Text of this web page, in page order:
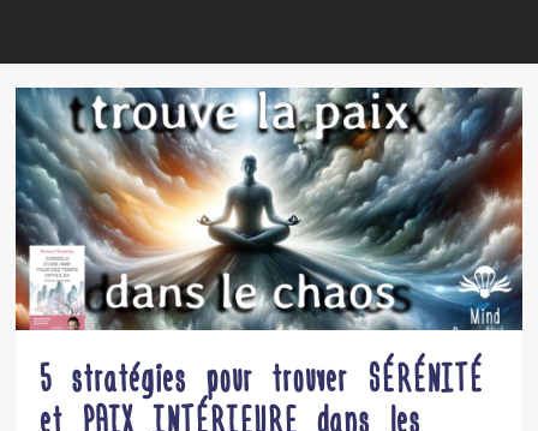
5 stratégies pour trouver SÉRÉNITÉ
et PAIX INTÉRIEURE dans les